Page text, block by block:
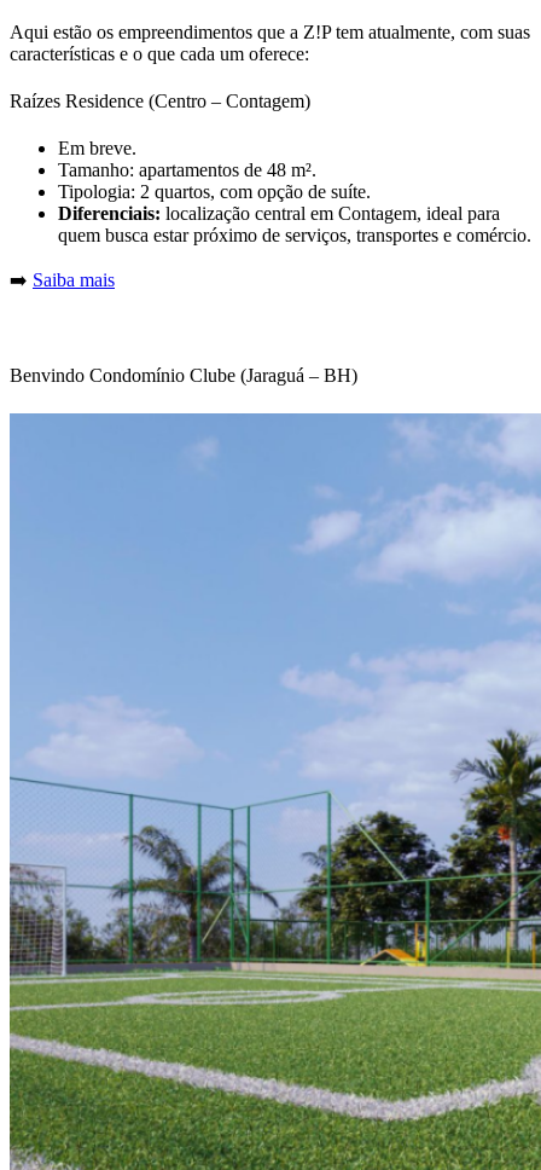
Aqui estão os empreendimentos que a Z!P tem atualmente, com suas
características e o que cada um oferece:
Raízes Residence (Centro – Contagem)
Em breve.
Tamanho: apartamentos de 48 m².
Tipologia: 2 quartos, com opção de suíte.
Diferenciais: localização central em Contagem, ideal para
quem busca estar próximo de serviços, transportes e comércio.
➡️ Saiba mais
Benvindo Condomínio Clube (Jaraguá – BH)